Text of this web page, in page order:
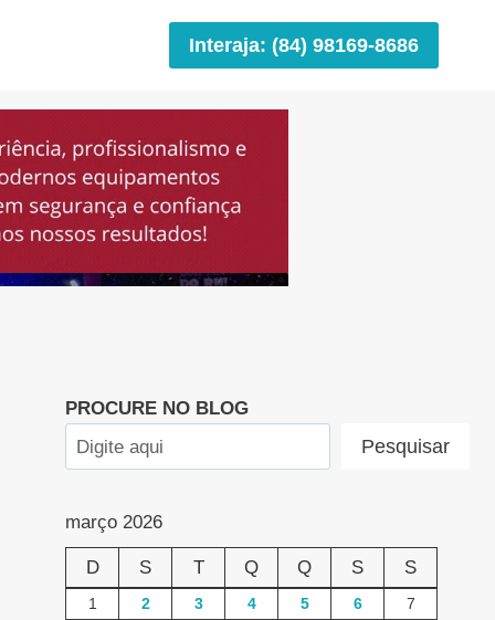
Interaja: (84) 98169-8686
PROCURE NO BLOG
Pesquisar
março 2026
D S T Q Q S S
1 2 3 4 5 6
7